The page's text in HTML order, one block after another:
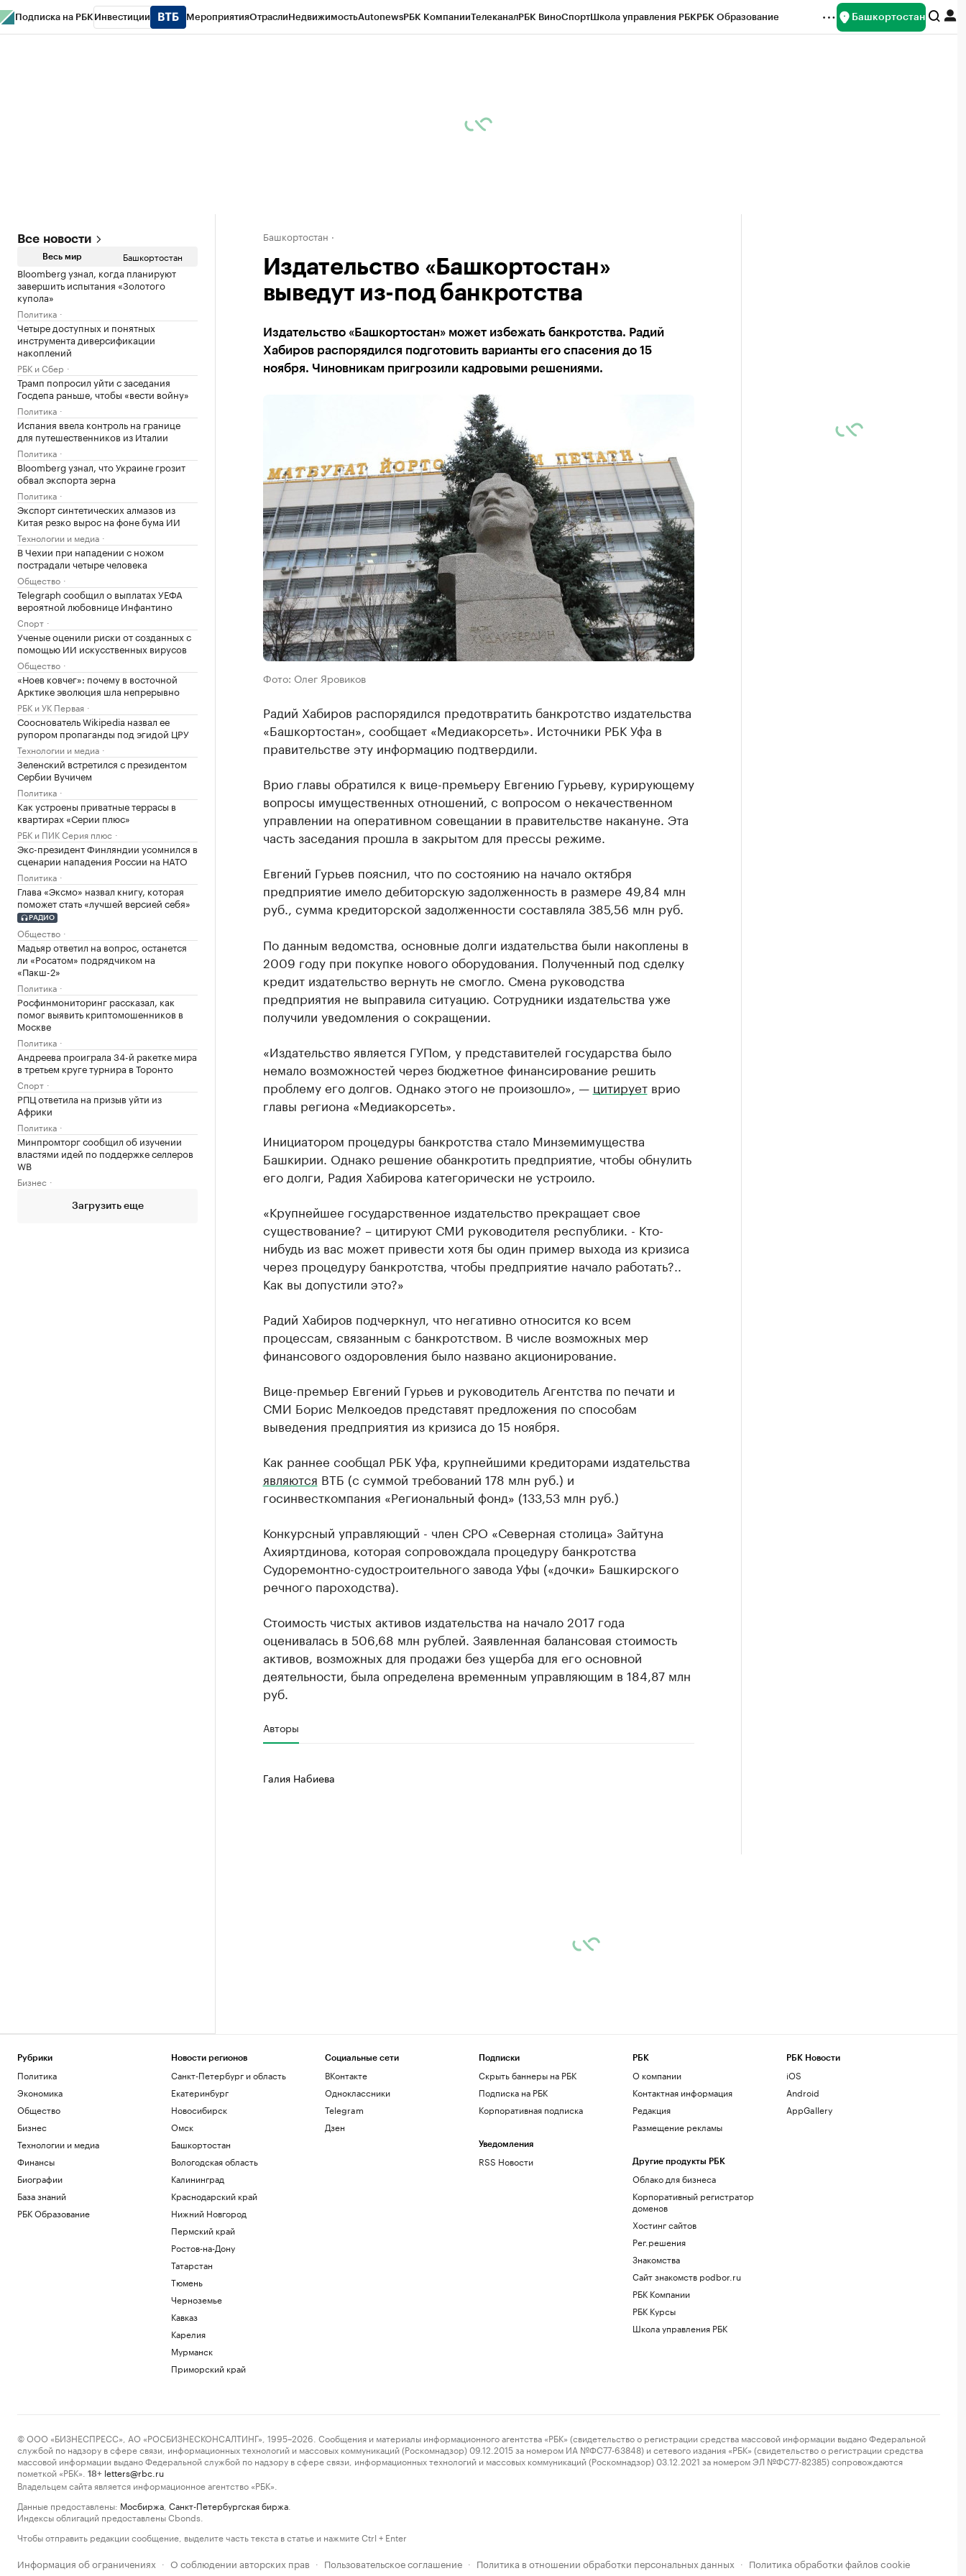
Подписка на РБК Инвестиции МероприятияОтраслиНедвижимостьAutonewsРБК КомпанииТелеканалРБК ВиноСпортШкола управления РБКРБК Образование Башкортостан
Все новости
Весь мир Башкортостан
Bloomberg узнал, когда планируют
завершить испытания «Золотого
купола»
Политика
Четыре доступных и понятных
инструмента диверсификации
накоплений
РБК и Сбер
Трамп попросил уйти с заседания
Госдепа раньше, чтобы «вести войну»
Политика
Испания ввела контроль на границе
для путешественников из Италии
Политика
Bloomberg узнал, что Украине грозит
обвал экспорта зерна
Политика
Экспорт синтетических алмазов из
Китая резко вырос на фоне бума ИИ
Технологии и медиа
В Чехии при нападении с ножом
пострадали четыре человека
Общество
Telegraph сообщил о выплатах УЕФА
вероятной любовнице Инфантино
Спорт
Ученые оценили риски от созданных с
помощью ИИ искусственных вирусов
Общество
«Ноев ковчег»: почему в восточной
Арктике эволюция шла непрерывно
РБК и УК Первая
Сооснователь Wikipedia назвал ее
рупором пропаганды под эгидой ЦРУ
Технологии и медиа
Зеленский встретился с президентом
Сербии Вучичем
Политика
Как устроены приватные террасы в
квартирах «Серии плюс»
РБК и ПИК Серия плюс
Экс-президент Финляндии усомнился в
сценарии нападения России на НАТО
Политика
Глава «Эксмо» назвал книгу, которая
поможет стать «лучшей версией себя»
РАДИО
Общество
Мадьяр ответил на вопрос, останется
ли «Росатом» подрядчиком на
«Пакш-2»
Политика
Росфинмониторинг рассказал, как
помог выявить криптомошенников в
Москве
Политика
Андреева проиграла 34-й ракетке мира
в третьем круге турнира в Торонто
Спорт
РПЦ ответила на призыв уйти из
Африки
Политика
Минпромторг сообщил об изучении
властями идей по поддержке селлеров
WB
Бизнес
Загрузить еще
Башкортостан
Издательство «Башкортостан»
выведут из-под банкротства
Издательство «Башкортостан» может избежать банкротства. Радий
Хабиров распорядился подготовить варианты его спасения до 15
ноября. Чиновникам пригрозили кадровыми решениями.
Фото: Олег Яровиков
Радий Хабиров распорядился предотвратить банкротство издательства
«Башкортостан», сообщает «Медиакорсеть». Источники РБК Уфа в
правительстве эту информацию подтвердили.
Врио главы обратился к вице-премьеру Евгению Гурьеву, курирующему
вопросы имущественных отношений, с вопросом о некачественном
управлении на оперативном совещании в правительстве накануне. Эта
часть заседания прошла в закрытом для прессы режиме.
Евгений Гурьев пояснил, что по состоянию на начало октября
предприятие имело дебиторскую задолженность в размере 49,84 млн
руб., сумма кредиторской задолженности составляла 385,56 млн руб.
По данным ведомства, основные долги издательства были накоплены в
2009 году при покупке нового оборудования. Полученный под сделку
кредит издательство вернуть не смогло. Смена руководства
предприятия не выправила ситуацию. Сотрудники издательства уже
получили уведомления о сокращении.
«Издательство является ГУПом, у представителей государства было
немало возможностей через бюджетное финансирование решить
проблему его долгов. Однако этого не произошло», — цитируетврио
главы региона «Медиакорсеть».
Инициатором процедуры банкротства стало Минземимущества
Башкирии. Однако решение обанкротить предприятие, чтобы обнулить
его долги, Радия Хабирова категорически не устроило.
«Крупнейшее государственное издательство прекращает свое
существование? – цитируют СМИ руководителя республики. - Кто-
нибудь из вас может привести хотя бы один пример выхода из кризиса
через процедуру банкротства, чтобы предприятие начало работать?..
Как вы допустили это?»
Радий Хабиров подчеркнул, что негативно относится ко всем
процессам, связанным с банкротством. В числе возможных мер
финансового оздоровления было названо акционирование.
Вице-премьер Евгений Гурьев и руководитель Агентства по печати и
СМИ Борис Мелкоедов представят предложения по способам
выведения предприятия из кризиса до 15 ноября.
Как раннее сообщал РБК Уфа, крупнейшими кредиторами издательства
являются ВТБ (с суммой требований 178 млн руб.) и
госинвесткомпания «Региональный фонд» (133,53 млн руб.)
Конкурсный управляющий - член СРО «Северная столица» Зайтуна
Ахияртдинова, которая сопровождала процедуру банкротства
Судоремонтно-судостроительного завода Уфы («дочки» Башкирского
речного пароходства).
Стоимость чистых активов издательства на начало 2017 года
оценивалась в 506,68 млн рублей. Заявленная балансовая стоимость
активов, возможных для продажи без ущерба для его основной
деятельности, была определена временным управляющим в 184,87 млн
руб.
Авторы
Галия Набиева
Рубрики
Политика
Экономика
Общество
Бизнес
Технологии и медиа
Финансы
Биографии
База знаний
РБК Образование
Новости регионов
Санкт-Петербург и область
Екатеринбург
Новосибирск
Омск
Башкортостан
Вологодская область
Калининград
Краснодарский край
Нижний Новгород
Пермский край
Ростов-на-Дону
Татарстан
Тюмень
Черноземье
Кавказ
Карелия
Мурманск
Приморский край
Социальные сети
ВКонтакте
Одноклассники
Telegram
Дзен
Подписки
Скрыть баннеры на РБК
Подписка на РБК
Корпоративная подписка
Уведомления
RSS Новости
РБК
О компании
Контактная информация
Редакция
Размещение рекламы
Другие продукты РБК
Облако для бизнеса
Корпоративный регистратор
доменов
Хостинг сайтов
Рег.решения
Знакомства
Сайт знакомств podbor.ru
РБК Компании
РБК Курсы
Школа управления РБК
РБК Новости
iOS
Android
AppGallery
© ООО «БИЗНЕСПРЕСС», АО «РОСБИЗНЕСКОНСАЛТИНГ», 1995–2026. Сообщения и материалы информационного агентства «РБК» (свидетельство о регистрации средства массовой информации выдано Федеральной
службой по надзору в сфере связи, информационных технологий и массовых коммуникаций (Роскомнадзор) 09.12.2015 за номером ИА №ФС77-63848) и сетевого издания «РБК» (свидетельство о регистрации средства
массовой информации выдано Федеральной службой по надзору в сфере связи, информационных технологий и массовых коммуникаций (Роскомнадзор) 03.12.2021 за номером ЭЛ №ФС77-82385) сопровождаются
пометкой «РБК».
18+ letters@rbc.ru
Владельцем сайта является информационное агентство «РБК».
Данные предоставлены: Мосбиржа Санкт-Петербургская биржа
Индексы облигаций предоставлены Cbonds.
Чтобы отправить редакции сообщение, выделите часть текста в статье и нажмите Ctrl + Enter
Информация об ограничениях · О соблюдении авторских прав · Пользовательское соглашение · Политика в отношении обработки персональных данных · Политика обработки файлов cookie